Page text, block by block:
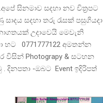
සිනමාව සදහා නව චිත්‍රපට
සදහා තරු රැසක් පසුගියදා
උදාවෙයි මෙවැනි
0771777122 අමතන්න
විසින් Photograpy & සටහන
-ඔබට Event ඉදිරිපත්